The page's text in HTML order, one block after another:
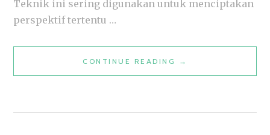
Teknik ini sering digunakan untuk menciptakan
perspektif tertentu …
CONTINUE READING
HIGH
CAMERA
→